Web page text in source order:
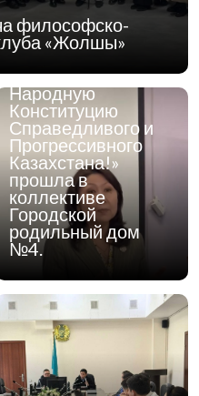
философско-
«Жолшы»
06.03.2026
Сегодня встреча
общенациональной
коалиции «За
Народную
Конституцию
Справедливого и
Прогрессивного
Казахстана!»
прошла в
коллективе
Городской
родильный дом
№4.